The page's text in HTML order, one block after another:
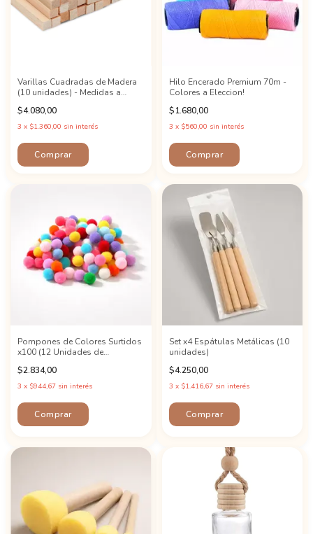
Varillas Cuadradas de Madera
(10 unidades) - Medidas a
Elección
$4.080,00
3 x $1.360,00 sin interés
Comprar
Hilo Encerado Premium 70m -
Colores a Eleccion!
$1.680,00
3 x $560,00 sin interés
Comprar
Pompones de Colores Surtidos
x100 (12 Unidades de
$2.834,00
3 x $944,67 sin interés
Set x4 Espátulas Metálicas (10
unidades)
$4.250,00
3 x $1.416,67 sin interés